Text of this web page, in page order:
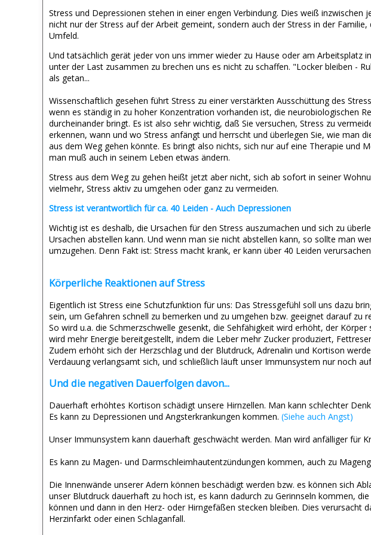
Stress und Depressionen stehen in einer engen Verbindung. Dies weiß inzwischen
nicht nur der Stress auf der Arbeit gemeint, sondern auch der Stress in der Familie,
Umfeld.
Und tatsächlich gerät jeder von uns immer wieder zu Hause oder am Arbeitsplatz
unter der Last zusammen zu brechen uns es nicht zu schaffen. "Locker bleiben -
als getan...
Wissenschaftlich gesehen führt Stress zu einer verstärkten Ausschüttung des
wenn es ständig in zu hoher Konzentration vorhanden ist, die neurobiologischen
durcheinander bringt. Es ist also sehr wichtig, daß Sie versuchen, Stress zu
erkennen, wann und wo Stress anfängt und herrscht und überlegen Sie, wie man
aus dem Weg gehen könnte. Es bringt also nichts, sich nur auf eine Therapie und
man muß auch in seinem Leben etwas ändern.
Stress aus dem Weg zu gehen heißt jetzt aber nicht, sich ab sofort in seiner
vielmehr, Stress aktiv zu umgehen oder ganz zu vermeiden.
Stress ist verantwortlich für ca. 40 Leiden - Auch Depressionen
Wichtig ist es deshalb, die Ursachen für den Stress auszumachen und sich zu
Ursachen abstellen kann. Und wenn man sie nicht abstellen kann, so sollte man
umzugehen. Denn Fakt ist: Stress macht krank, er kann über 40 Leiden
Körperliche Reaktionen auf Stress
Eigentlich ist Stress eine Schutzfunktion für uns: Das Stressgefühl soll uns dazu
sein, um Gefahren schnell zu bemerken und zu umgehen bzw. geeignet darauf zu
So wird u.a. die Schmerzschwelle gesenkt, die Sehfähigkeit wird erhöht, der
wird mehr Energie bereitgestellt, indem die Leber mehr Zucker produziert,
Zudem erhöht sich der Herzschlag und der Blutdruck, Adrenalin und Kortison
Verdauung verlangsamt sich, und schließlich läuft unser Immunsystem nur noch
Und die negativen Dauerfolgen davon...
Dauerhaft erhöhtes Kortison schädigt unsere Hirnzellen. Man kann schlechter
Es kann zu Depressionen und Angsterkrankungen kommen. (Siehe auch Angst)
Unser Immunsystem kann dauerhaft geschwächt werden. Man wird anfälliger für
Es kann zu Magen- und Darmschleimhautentzündungen kommen, auch zu
Die Innenwände unserer Adern können beschädigt werden bzw. es können sich
unser Blutdruck dauerhaft zu hoch ist, es kann dadurch zu Gerinnseln kommen,
können und dann in den Herz- oder Hirngefäßen stecken bleiben. Dies verursacht
Herzinfarkt oder einen Schlaganfall.